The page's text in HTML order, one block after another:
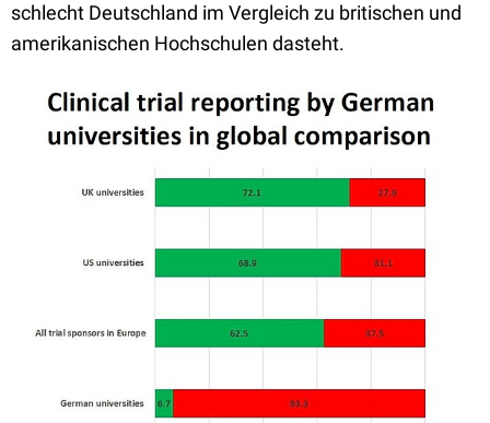
schlecht Deutschland im Vergleich zu britischen und
amerikanischen Hochschulen dasteht.